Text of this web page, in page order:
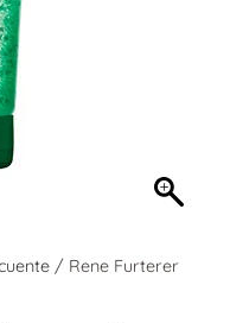
/ Rene Furterer